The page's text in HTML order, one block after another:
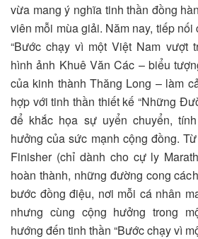
vừa mang ý nghĩa tinh thần đồng
viên mỗi mùa giải. Năm nay, tiếp
“Bước chạy vì một Việt Nam vượt
hình ảnh Khuê Văn Các – biểu
của kinh thành Thăng Long – làm
hợp với tinh thần thiết kế “Những
để khắc họa sự uyển chuyển,
hưởng của sức mạnh cộng đồng.
Finisher (chỉ dành cho cự ly
hoàn thành, những đường cong
bước đồng điệu, nơi mỗi cá nhân
nhưng cùng cộng hưởng trong
hướng đến tinh thần “Bước chạy vì